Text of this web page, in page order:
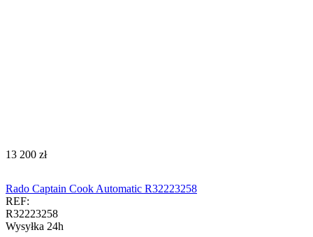
‍13 200‍ zł
Rado Captain Cook Automatic R32223258
REF:
R32223258
Wysyłka 24h